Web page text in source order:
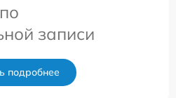
записи
подробнее